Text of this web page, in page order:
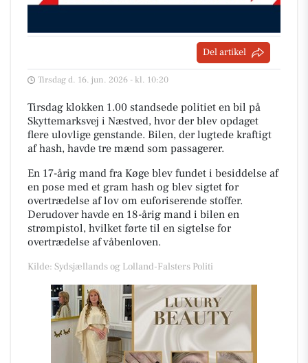
Del artikel
Tirsdag d. 16. jun. 2026 - kl. 10:20
Tirsdag klokken 1.00 standsede politiet en bil på
Skyttemarksvej i Næstved, hvor der blev opdaget
flere ulovlige genstande. Bilen, der lugtede kraftigt
af hash, havde tre mænd som passagerer.
En 17-årig mand fra Køge blev fundet i besiddelse af
en pose med et gram hash og blev sigtet for
overtrædelse af lov om euforiserende stoffer.
Derudover havde en 18-årig mand i bilen en
strømpistol, hvilket førte til en sigtelse for
overtrædelse af våbenloven.
Kilde: Sydsjællands og Lolland-Falsters Politi